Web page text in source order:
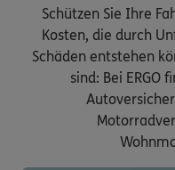
Schützen Sie Ihre
Kosten, die durch
Schäden entstehen
sind: Bei ERGO